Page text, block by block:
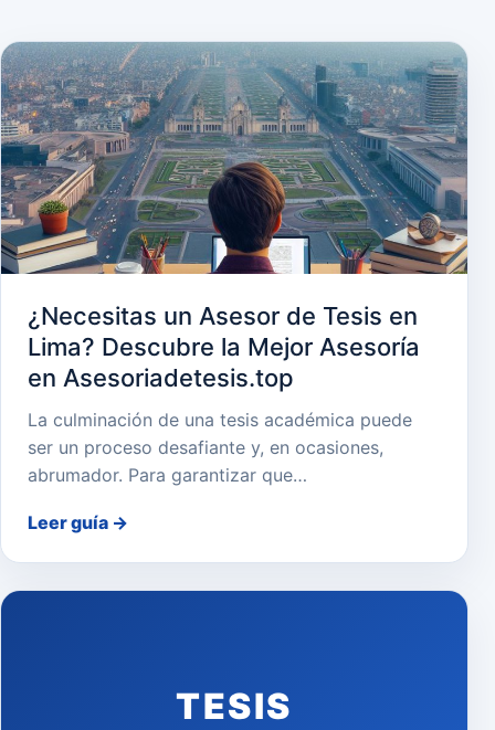
¿Necesitas un Asesor de Tesis en
Lima? Descubre la Mejor Asesoría
en Asesoriadetesis.top
La culminación de una tesis académica puede
ser un proceso desafiante y, en ocasiones,
abrumador. Para garantizar que…
Leer guía →
TESIS